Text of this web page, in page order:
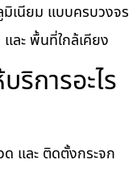
เนียม แบบครบวงจร
ละ พื้นที่ใกล้เคียง
การอะไร
และ ติดตั้งกระจก